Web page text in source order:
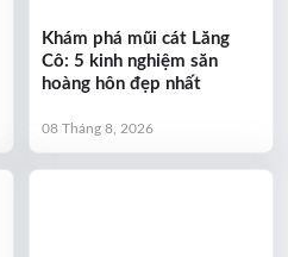
Khám phá mũi cát Lăng
Cô: 5 kinh nghiệm săn
hoàng hôn đẹp nhất
08 Tháng 8, 2026